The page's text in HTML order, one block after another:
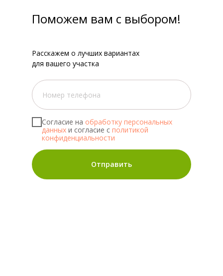
Согласие на обработку персональных
данных и согласие с политикой
конфиденциальности
Отправить
Поможем вам с выбором!
Расскажем о лучших вариантах
для вашего участка